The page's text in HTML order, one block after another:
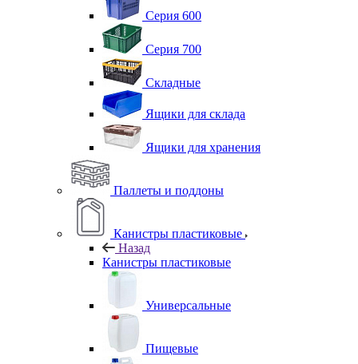
Серия 600
Серия 700
Складные
Ящики для склада
Ящики для хранения
Паллеты и поддоны
Канистры пластиковые
Назад
Канистры пластиковые
Универсальные
Пищевые